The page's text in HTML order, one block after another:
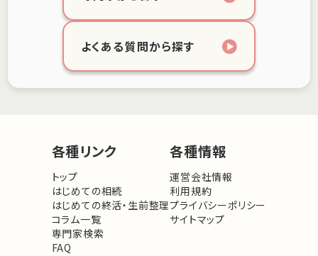
よくある質問から探す
各種リンク
トップ
はじめての相続
はじめての終活・生前整理
コラム一覧
専門家検索
FAQ
各種情報
運営会社情報
利用規約
プライバシーポリシー
サイトマップ